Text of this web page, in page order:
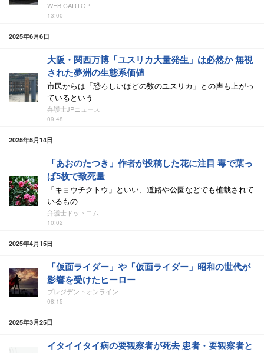
WEB CARTOP
13:00
2025年6月6日
大阪・関西万博「ユスリカ大量発生」は必然か 無視
された夢洲の生態系価値
市民からは「恐ろしいほどの数のユスリカ」との声も上がっ
ているという
弁護士JPニュース
09:48
2025年5月14日
「あおのたつき」作者が投稿した花に注目 毒で葉っ
ぱ5枚で致死量
「キョウチクトウ」といい、道路や公園などでも植栽されて
いるもの
弁護士ドットコム
10:02
2025年4月15日
「仮面ライダー」や「仮面ライダー」昭和の世代が
影響を受けたヒーロー
プレジデントオンライン
08:15
2025年3月25日
イタイイタイ病の要観察者が死去 患者・要観察者と